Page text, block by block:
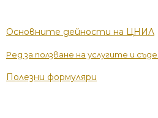
Основните дейности на ЦНИЛ
Ред за ползване на услугите и
Полезни формуляри